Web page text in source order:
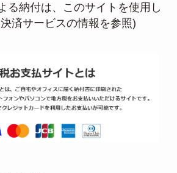
る納付は、このサイトを使用し
済サービスの情報を参照)